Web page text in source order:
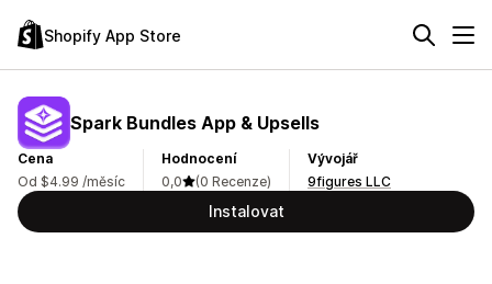
Shopify App Store
Spark Bundles App & Upsells
Cena
Od $4.99 /měsíc
Hodnocení
0,0
(0 Recenze)
Vývojář
9figures LLC
Instalovat